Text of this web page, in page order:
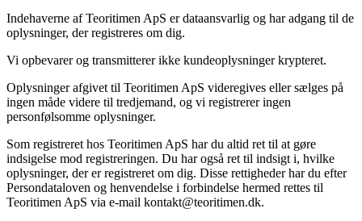
Indehaverne af Teoritimen ApS er dataansvarlig og har adgang til de
oplysninger, der registreres om dig.
Vi opbevarer og transmitterer ikke kundeoplysninger krypteret.
Oplysninger afgivet til Teoritimen ApS videregives eller sælges på
ingen måde videre til tredjemand, og vi registrerer ingen
personfølsomme oplysninger.
Som registreret hos Teoritimen ApS har du altid ret til at gøre
indsigelse mod registreringen. Du har også ret til indsigt i, hvilke
oplysninger, der er registreret om dig. Disse rettigheder har du efter
Persondataloven og henvendelse i forbindelse hermed rettes til
Teoritimen ApS via e-mail kontakt@teoritimen.dk.